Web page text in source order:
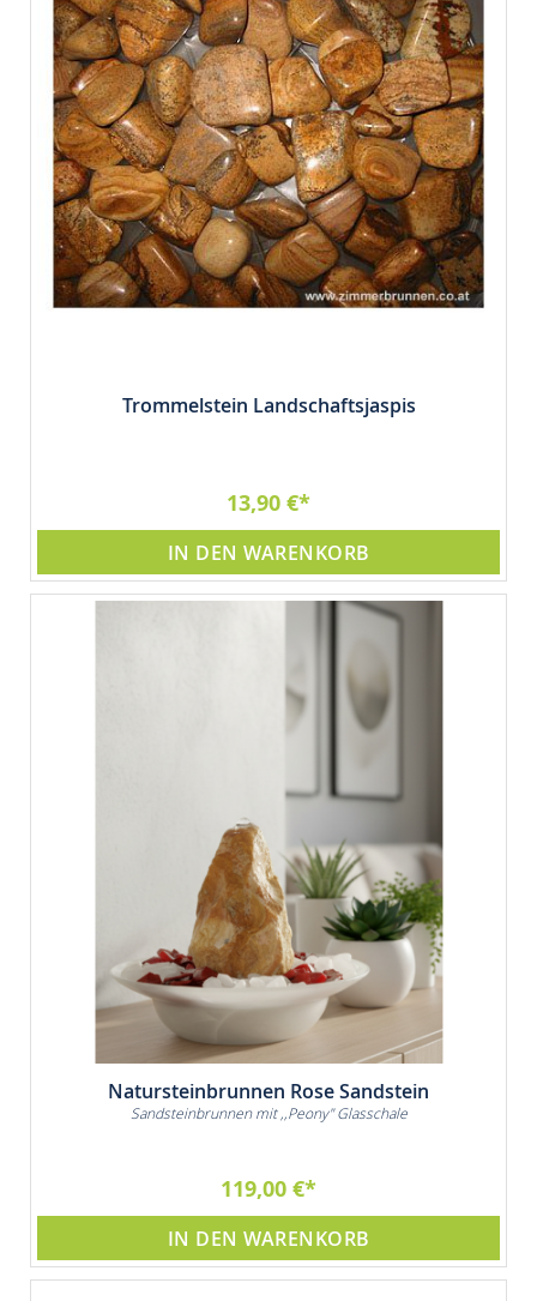
Trommelstein Landschaftsjaspis
13,90 €
IN DEN WARENKORB
Natursteinbrunnen Rose Sandstein
Sandsteinbrunnen mit ,,Peony" Glasschale
119,00 €
IN DEN WARENKORB